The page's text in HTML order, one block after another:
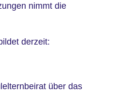
nimmt die
derzeit:
über das